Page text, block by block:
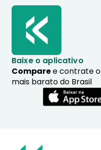
Baixe o aplicativo
Comparee contrate o
mais barato do Brasil